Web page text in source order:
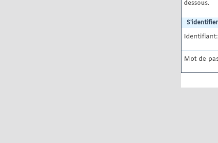
dessous.
S'identifier
Identifiant:
Mot de